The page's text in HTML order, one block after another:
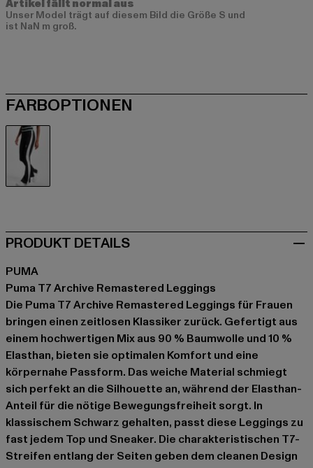
Artikel fällt normal aus
Unser Model trägt auf diesem Bild die Größe S und
ist NaN m groß.
FARBOPTIONEN
PRODUKT DETAILS
PUMA
Puma T7 Archive Remastered Leggings
Die Puma T7 Archive Remastered Leggings für Frauen
bringen einen zeitlosen Klassiker zurück. Gefertigt aus
einem hochwertigen Mix aus 90 % Baumwolle und 10 %
Elasthan, bieten sie optimalen Komfort und eine
körpernahe Passform. Das weiche Material schmiegt
sich perfekt an die Silhouette an, während der Elasthan-
Anteil für die nötige Bewegungsfreiheit sorgt. In
klassischem Schwarz gehalten, passt diese Leggings zu
fast jedem Top und Sneaker. Die charakteristischen T7-
Streifen entlang der Seiten geben dem cleanen Design